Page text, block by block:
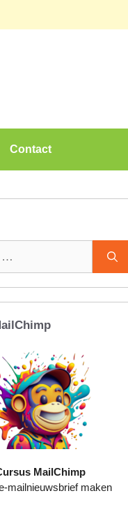
Contact
MailChimp
mailnieuwsbrief maken